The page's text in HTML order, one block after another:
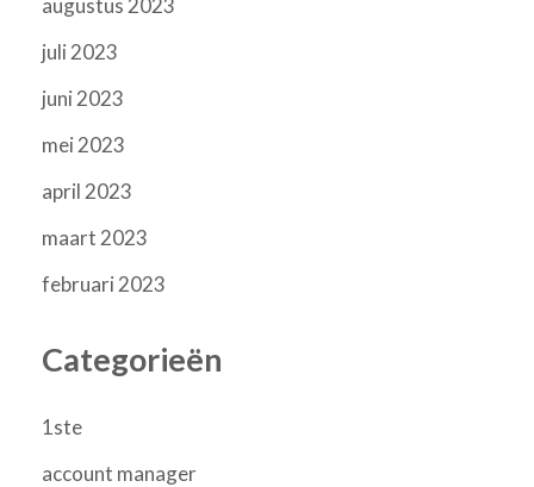
augustus 2023
juli 2023
juni 2023
mei 2023
april 2023
maart 2023
februari 2023
Categorieën
1ste
account manager